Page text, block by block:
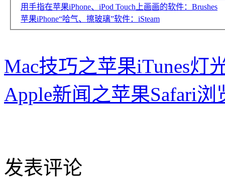
用手指在苹果iPhone、iPod Touch上画画的软件：Brushes
苹果iPhone“哈气、擦玻璃”软件：iSteam
Mac技巧之苹果iTunes灯
Apple新闻之苹果Safari
发表评论